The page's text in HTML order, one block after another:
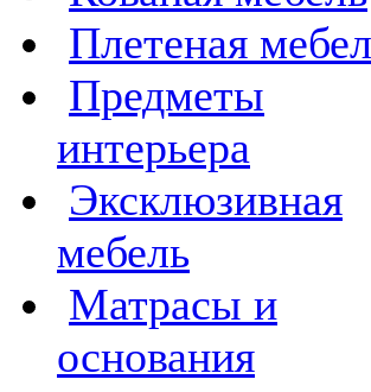
Плетеная
Предметы
интерьера
Эксклюзивная
мебель
Матрасы и
основания